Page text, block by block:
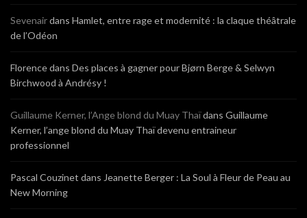
Sevenairdans Hamlet, entre rage et modernité : la claque théâtrale
de l’Odéon
Florencedans Des places à gagner pour Bjørn Berge & Selwyn
Birchwood à Andrésy !
Guillaume Kerner, l’Ange blond du Muay Thaïdans Guillaume
Kerner, l’ange blond du Muay Thaï devenu entraineur
professionnel
Pascal Couzinet dans Jeanette Berger : La Soul à Fleur de Peau au
New Morning